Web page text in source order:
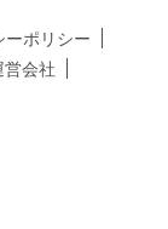
ーポリシー
営会社